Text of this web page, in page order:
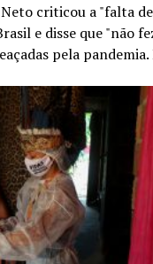
criticou a "falta
e disse que "não
pela